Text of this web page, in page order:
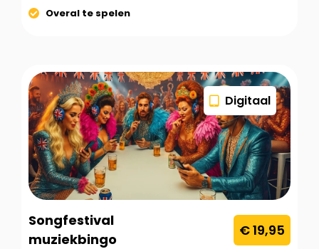
Overal te spelen
Digitaal
Songfestival
muziekbingo
€ 19,95